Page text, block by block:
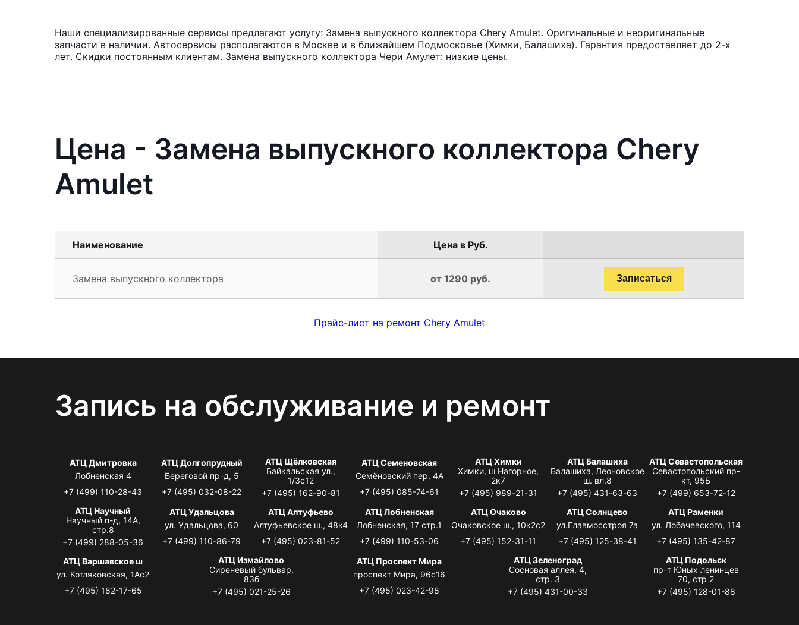
Наши специализированные сервисы предлагают услугу: Замена выпускного коллектора Chery Amulet. Оригинальные и неоригинальные
запчасти в наличии. Автосервисы располагаются в Москве и в ближайшем Подмосковье (Химки, Балашиха). Гарантия предоставляет до 2-х
лет. Скидки постоянным клиентам. Замена выпускного коллектора Чери Амулет: низкие цены.
Цена - Замена выпускного коллектора Chery
Amulet
Наименование Цена в Руб.
Замена выпускного коллектора от 1290 руб. Записаться
Прайс-лист на ремонт Chery Amulet
Запись на обслуживание и ремонт
АТЦ Дмитровка
Лобненская 4
+7 (499) 110-28-43
АТЦ Долгопрудный
Береговой пр-д, 5
+7 (495) 032-08-22
АТЦ Щёлковская
Байкальская ул.,
1/3с12
+7 (495) 162-90-81
АТЦ Семеновская
Семёновский пер, 4А
+7 (495) 085-74-61
АТЦ Химки
Химки, ш Нагорное,
2к7
+7 (495) 989-21-31
АТЦ Балашиха
Балашиха, Леоновское
ш. вл.8
+7 (495) 431-63-63
АТЦ Севастопольская
Севастопольский пр-
кт, 95Б
+7 (499) 653-72-12
АТЦ Научный
Научный п-д, 14А,
стр.8
+7 (499) 288-05-36
АТЦ Удальцова
ул. Удальцова, 60
+7 (499) 110-86-79
АТЦ Алтуфьево
Алтуфьевское ш., 48к4
+7 (495) 023-81-52
АТЦ Лобненская
Лобненская, 17 стр.1
+7 (499) 110-53-06
АТЦ Очаково
Очаковское ш., 10к2с2
+7 (495) 152-31-11
АТЦ Солнцево
ул.Главмосстроя 7а
+7 (495) 125-38-41
АТЦ Раменки
ул. Лобачевского, 114
+7 (495) 135-42-87
АТЦ Варшавское ш
ул. Котляковская, 1Ас2
+7 (495) 182-17-65
АТЦ Измайлово
Сиреневый бульвар,
83б
+7 (495) 021-25-26
АТЦ Проспект Мира
проспект Мира, 96с16
+7 (495) 023-42-98
АТЦ Зеленоград
Сосновая аллея, 4,
стр. 3
+7 (495) 431-00-33
АТЦ Подольск
пр-т Юных ленинцев
70, стр 2
+7 (495) 128-01-88